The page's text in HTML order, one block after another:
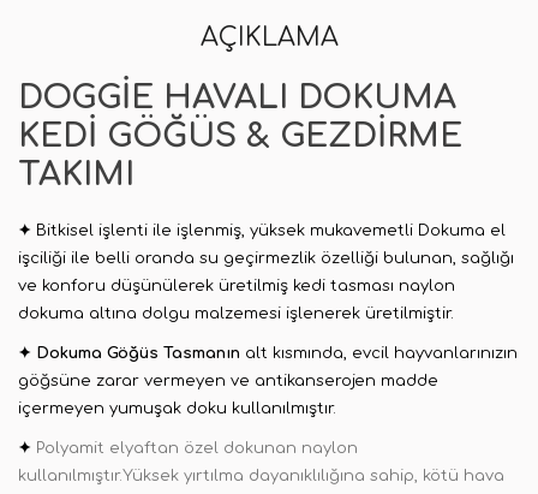
AÇIKLAMA
DOGGIE HAVALI DOKUMA
KEDI GÖĞÜS & GEZDIRME
TAKIMI
✦ Bitkisel işlenti ile işlenmiş, yüksek mukavemetli Dokuma el
işciliği ile belli oranda su geçirmezlik özelliği bulunan, sağlığı
ve konforu düşünülerek üretilmiş kedi tasması naylon
dokuma altına dolgu malzemesi işlenerek üretilmiştir.
✦ Dokuma Göğüs Tasmanın alt kısmında, evcil hayvanlarınızın
göğsüne zarar vermeyen ve antikanserojen madde
içermeyen yumuşak doku kullanılmıştır.
✦ Polyamit elyaftan özel dokunan naylon
kullanılmıştır.Yüksek yırtılma dayanıklılığına sahip, kötü hava